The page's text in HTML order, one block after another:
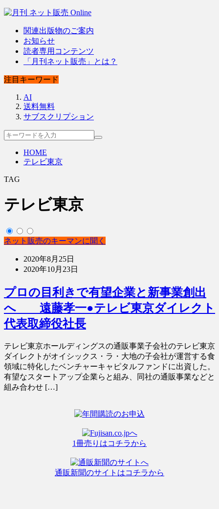
関連出版物のご案内
お知らせ
読者専用コンテンツ
「月刊ネット販売」とは？
注目キーワード
AI
送料無料
サブスクリプション
HOME
テレビ東京
TAG
テレビ東京
ネット販売のキーマンに聞く
2020年8月25日
2020年10月23日
プロの目利きで有望企業と新事業創出
へ 遠藤孝一●テレビ東京ダイレクト
代表取締役社長
テレビ東京ホールディングスの通販事業子会社のテレビ東京
ダイレクトがオイシックス・ラ・大地の子会社が運営する食
領域に特化したベンチャーキャピタルファンドに出資した。
有望なスタートアップ企業らと組み、同社の通販事業などと
組み合わせ […]
1冊売りはコチラから
通販新聞のサイトはコチラから